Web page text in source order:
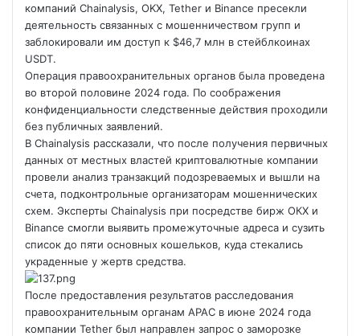
компаний Chainalysis, OKX, Tether и Binance пресекли
деятельность связанных с мошенничеством групп и
заблокировали им доступ к $46,7 млн в стейблкоинах
USDT.
Операция правоохранительных органов была проведена
во второй половине 2024 года. По соображения
конфиденциальности следственные действия проходили
без публичных заявлений.
В Chainalysis рассказали, что после получения первичных
данных от местных властей криптовалютные компании
провели анализ транзакций подозреваемых и вышли на
счета, подконтрольные организаторам мошеннических
схем. Эксперты Chainalysis при посредстве бирж ОКХ и
Binance смогли выявить промежуточные адреса и сузить
список до пяти основных кошельков, куда стекались
украденные у жертв средства.
После предоставления результатов расследования
правоохранительным органам АРАС в июне 2024 года
компании Tether был направлен запрос о заморозке